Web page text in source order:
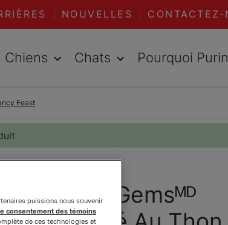
NOUVELLES CONTACTEZ-
Chiens Chats Pourquoi
Feast
Feastᴹᴰ Gemsᴹᴰ
puissions nous souvenir
consentement des témoins
de ces technologies et